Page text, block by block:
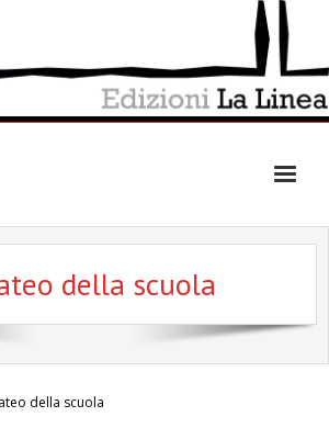
della scuola
della scuola